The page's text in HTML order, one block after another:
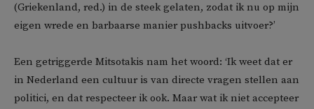
(Griekenland, red.) in de steek gelaten, zodat ik nu op mijn
eigen wrede en barbaarse manier pushbacks uitvoer?’
Een getriggerde Mitsotakis nam het woord: ‘Ik weet dat er
in Nederland een cultuur is van directe vragen stellen aan
politici, en dat respecteer ik ook. Maar wat ik niet accepteer